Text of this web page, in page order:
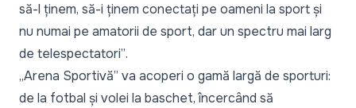
să-l ținem, să-i ținem conectați pe oameni la sport și
nu numai pe amatorii de sport, dar un spectru mai larg
de telespectatori”.
„Arena Sportivă” va acoperi o gamă largă de sporturi:
de la fotbal și volei la baschet, încercând să